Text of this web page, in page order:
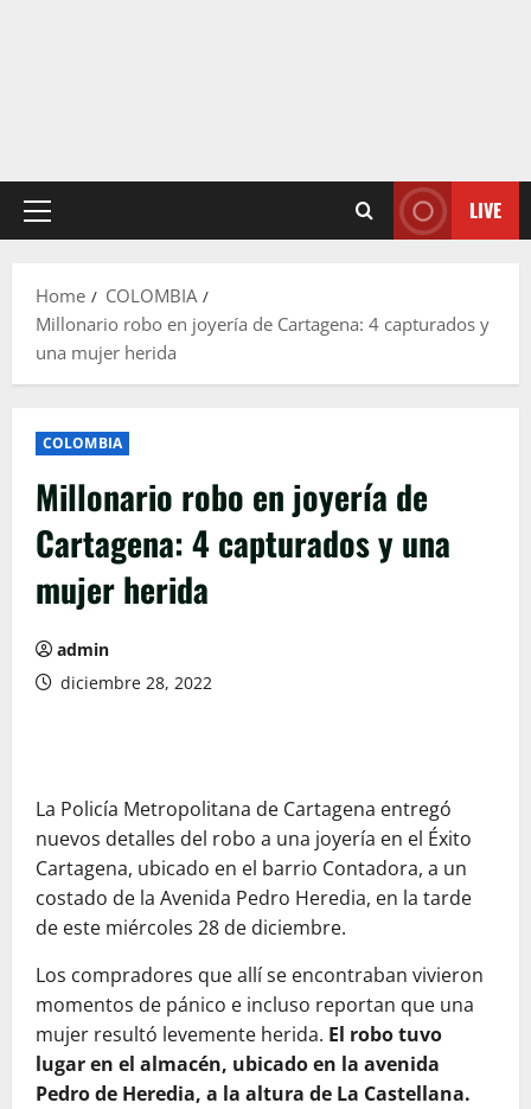
Primary
LIVE
Home
COLOMBIA
Millonario robo en joyería de Cartagena: 4 capturados y
una mujer herida
COLOMBIA
Millonario robo en joyería de
Cartagena: 4 capturados y una
mujer herida
admin
diciembre 28, 2022
La Policía Metropolitana de Cartagena entregó
nuevos detalles del robo a una joyería en el Éxito
Cartagena, ubicado en el barrio Contadora, a un
costado de la Avenida Pedro Heredia, en la tarde
de este miércoles 28 de diciembre.
Los compradores que allí se encontraban vivieron
momentos de pánico e incluso reportan que una
mujer resultó levemente herida. El robo tuvo
lugar en el almacén, ubicado en la avenida
Pedro de Heredia, a la altura de La Castellana.